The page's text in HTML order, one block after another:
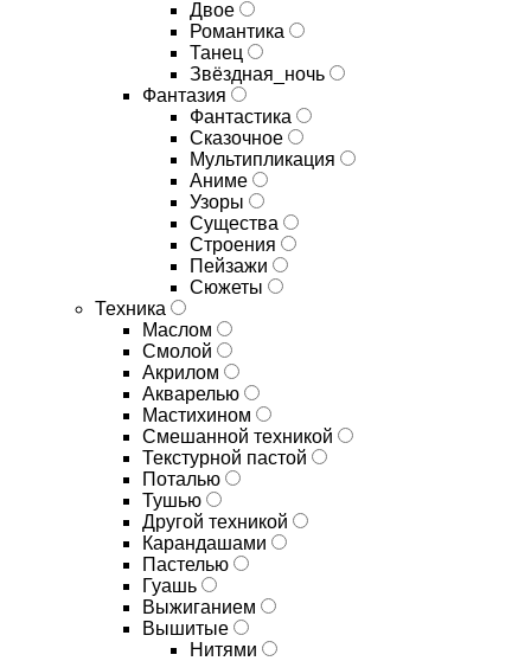
Двое
Романтика
Танец
Звёздная_ночь
Фантазия
Фантастика
Сказочное
Мультипликация
Аниме
Узоры
Существа
Строения
Пейзажи
Сюжеты
Техника
Маслом
Смолой
Акрилом
Акварелью
Мастихином
Смешанной техникой
Текстурной пастой
Поталью
Тушью
Другой техникой
Карандашами
Пастелью
Гуашь
Выжиганием
Вышитые
Нитями